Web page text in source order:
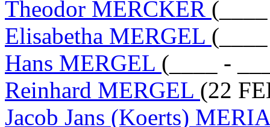
Theodor MERCKER
Elisabetha MERGEL
Hans MERGEL (____ -
Reinhard MERGEL (22
Jacob Jans (Koerts)